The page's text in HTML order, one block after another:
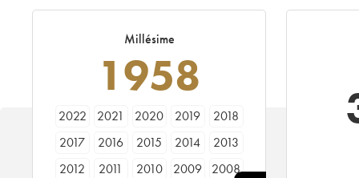
Millésime
1958
2022 2021 2020 2019
2018
2017
2016 2015 2014
2013
2012
2011 2010 2009
2008